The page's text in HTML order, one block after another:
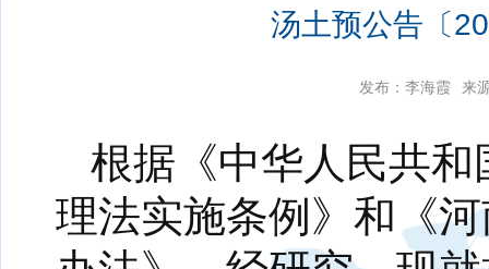
汤土预公告〔
发布：李海霞 来
根据《中华人民共
理法实施条例》和《